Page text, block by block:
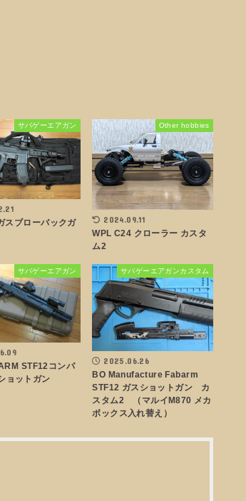
サバゲーエアガン
スブローバックガ
Other hobbies
2024.09.11
WPL C24 クローラー カスタ
ム2
サバゲーエアガン
STF12コンパ
ョットガン
サバゲーエアガンカスタム
2025.06.26
BO Manufacture Fabarm
STF12 ガスショットガン カ
スタム2 （マルイM870 メカ
ボックス入れ替え）